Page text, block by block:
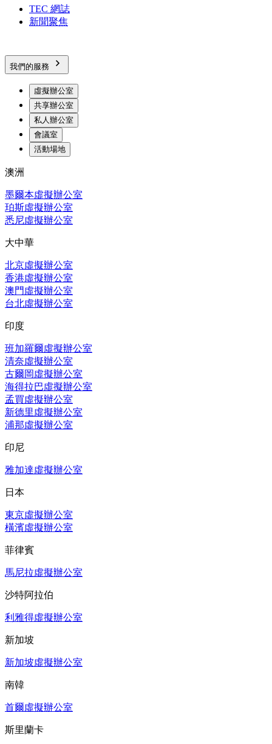
TEC 網誌
新聞聚焦
我們的服務
虛擬辦公室
共享辦公室
私人辦公室
會議室
活動場地
澳洲
墨爾本虛擬辦公室
珀斯虛擬辦公室
悉尼虛擬辦公室
大中華
北京虛擬辦公室
香港虛擬辦公室
澳門虛擬辦公室
台北虛擬辦公室
印度
班加羅爾虛擬辦公室
清奈虛擬辦公室
古爾岡虛擬辦公室
海得拉巴虛擬辦公室
孟買虛擬辦公室
新德里虛擬辦公室
浦那虛擬辦公室
印尼
雅加達虛擬辦公室
日本
東京虛擬辦公室
橫濱虛擬辦公室
菲律賓
馬尼拉虛擬辦公室
沙特阿拉伯
利雅得虛擬辦公室
新加坡
新加坡虛擬辦公室
南韓
首爾虛擬辦公室
斯里蘭卡